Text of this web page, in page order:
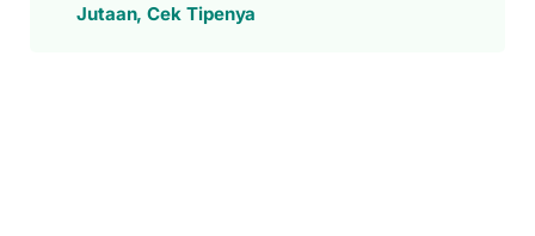
Jutaan, Cek Tipenya